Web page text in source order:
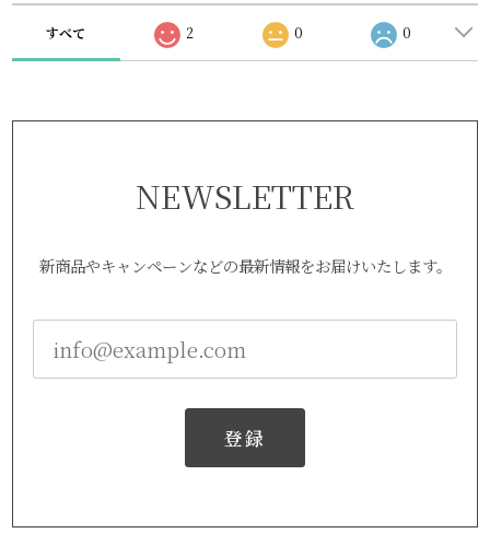
すべて 2 0 0
NEWSLETTER
新商品やキャンペーンなどの最新情報をお届けいたします。
登録